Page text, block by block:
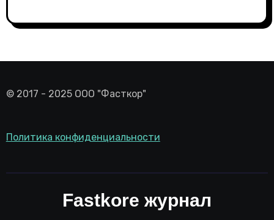
© 2017 - 2025 ООО "Фасткор"
Политика конфиденциальности
Fastkore журнал